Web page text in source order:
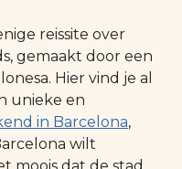
reissite over
gemaakt door een
Hier vind je al
unieke en
in Barcelona,
wilt
moois dat de stad